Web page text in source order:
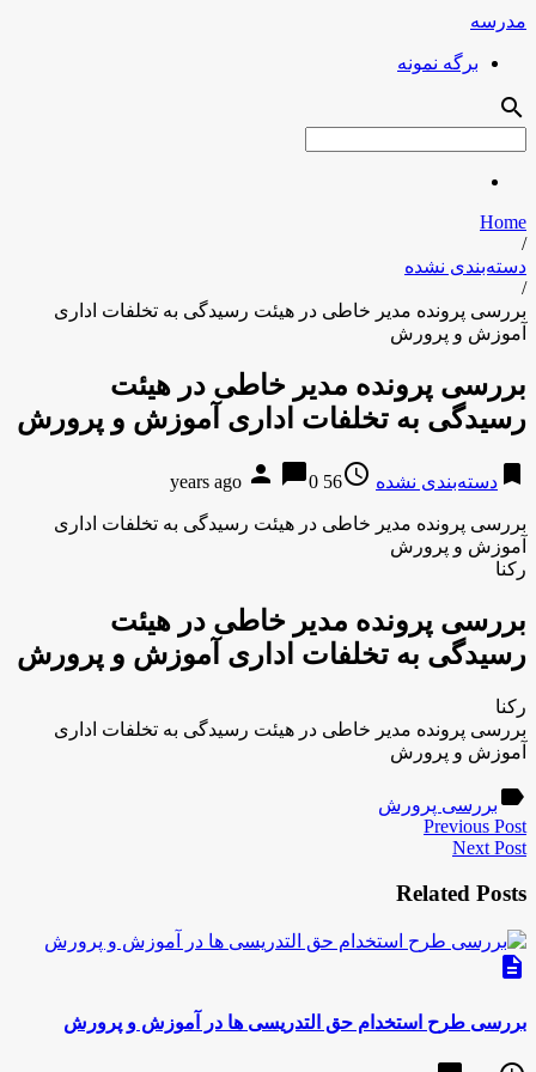
مدرسه
برگه نمونه
search
Home
/
دسته‌بندی نشده
/
بررسی پرونده مدیر خاطی در هیئت رسیدگی به تخلفات اداری
آموزش و پرورش
بررسی پرونده مدیر خاطی در هیئت
رسیدگی به تخلفات اداری آموزش و پرورش
bookmark دسته‌بندی نشده access_time
56 years ago
person chat_bubble0
بررسی پرونده مدیر خاطی در هیئت رسیدگی به تخلفات اداری
آموزش و پرورش
رکنا
بررسی پرونده مدیر خاطی در هیئت
رسیدگی به تخلفات اداری آموزش و پرورش
رکنا
بررسی پرونده مدیر خاطی در هیئت رسیدگی به تخلفات اداری
آموزش و پرورش
label بررسی پرورش
Previous Post
Next Post
Related Posts
description
بررسی طرح استخدام حق التدریسی ها در آموزش و پرورش